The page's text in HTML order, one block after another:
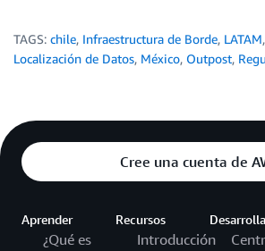
TAGS: chile, Infraestructura de Borde, LATAM,
Localización de Datos, México, Outpost,
Cree una cuenta de
Aprender
¿Qué es
Recursos
Introducción